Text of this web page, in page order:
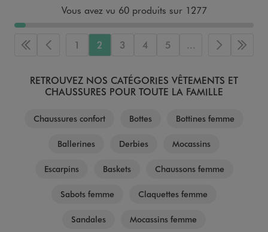
Vous avez vu 60 produits sur 1277
Première page
Page précédente
1 2 3 4 5 ... Page
RETROUVEZ NOS CATÉGORIES VÊTEMENTS ET
CHAUSSURES POUR TOUTE LA FAMILLE
Chaussures confort Bottes Bottines femme
Ballerines Derbies Mocassins
Escarpins Baskets Chaussons femme
Sabots femme Claquettes femme
Sandales Mocassins femme